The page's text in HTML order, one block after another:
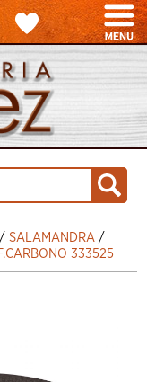
/SALAMANDRA /
333525